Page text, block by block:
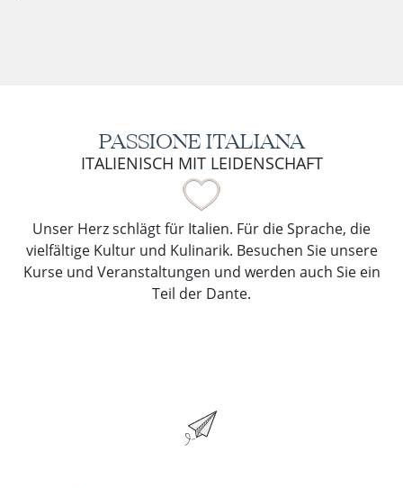
PASSIONE ITALIANA
ITALIENISCH MIT LEIDENSCHAFT
Unser Herz schlägt für Italien. Für die Sprache, die
vielfältige Kultur und Kulinarik. Besuchen Sie unsere
Kurse und Veranstaltungen und werden auch Sie ein
Teil der Dante.